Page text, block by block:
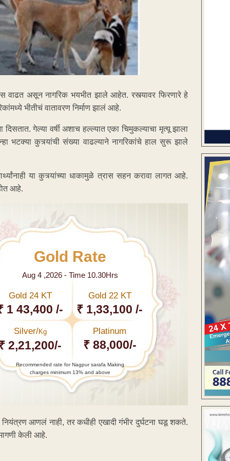
वाढत असून नागरिक भयभीत झाले आहेत. रस्त्यावर फिरणारे हे
भीतीचं वातावरण निर्माण झालं आहे.
गेल्या वर्षी अशाच हल्ल्यात एका चिमुकल्याचा मृत्यू झाला
भटक्या कुत्र्यांची संख्या वाढल्याने नागरिकांचे हाल सुरू झाले
या कुत्र्यांच्या धाकामुळे त्रास सहन करावा लागत आहे.
आहे.
Gold Rate
Aug 4 ,2026 - Time 10.30Hrs
Gold 24 KT
1 43,400 /-
Gold 22 KT
₹ 1,33,100 /-
Silver/Kg
2,21,200/-
Platinum
₹ 88,000/-
Recommended rate for Nagpur sarafa Making
charges minimum 13% and above
आणलं नाही, तर कधीही एखादी गंभीर दुर्घटना घडू शकते.
केली आहे.